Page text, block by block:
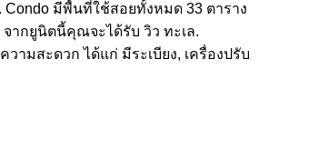
Condo มีพื้นที่ใช้สอยทั้งหมด 33 ตาราง
ากยูนิตนี้คุณจะได้รับ วิว ทะเล.
ามสะดวก ได้แก่ มีระเบียง, เครื่องปรับ
เดอร์, ฟิสเนส, ห้องเกมส์, ซาวน่าหรือห้อง